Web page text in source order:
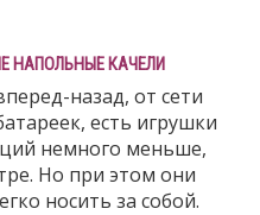
НАПОЛЬНЫЕ КАЧЕЛИ
назад, от сети
есть игрушки
немного меньше,
Но при этом они
носить за собой.